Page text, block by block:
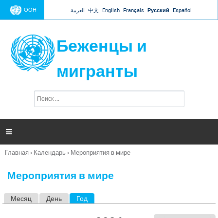
Jump to navigation
ООН العربية 中文 English Français Русский Español
Беженцы и
мигранты
п
и

Вы
Главная › Календарь › Мероприятия в мире
Мероприятия в мире
Месяц День Год